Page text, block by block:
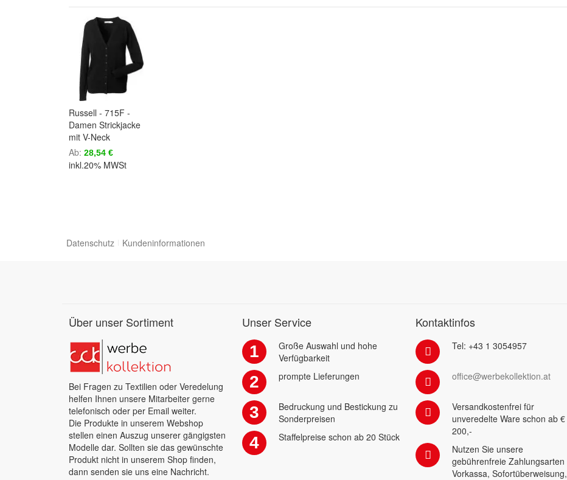
Russell - 715F -
Damen Strickjacke
mit V-Neck
Ab 28,54 €
inkl.20% MWSt
Datenschutz Kundeninformationen
Über unser Sortiment
Bei Fragen zu Textilien oder Veredelung
helfen Ihnen unsere Mitarbeiter gerne
telefonisch oder per Email weiter.
Die Produkte in unserem Webshop
stellen einen Auszug unserer gängigsten
Modelle dar. Sollten sie das gewünschte
Produkt nicht in unserem Shop finden,
dann senden sie uns eine Nachricht.
Unser Service
1
Große Auswahl und hohe
Verfügbarkeit
2 prompte Lieferungen
3
Bedruckung und Bestickung zu
Sonderpreisen
4 Staffelpreise schon ab 20 Stück
Kontaktinfos
Tel: +43 1 3054957
office@werbekollektion.at
Versandkostenfrei für
unveredelte Ware schon ab €
200,-
Nutzen Sie unsere
gebührenfreie Zahlungsarten
Vorkassa, Sofortüberweisung,